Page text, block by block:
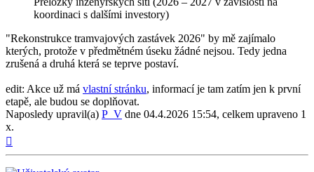
koordinaci s dalšími investory)
"Rekonstrukce tramvajových zastávek 2026" by mě zajímalo
kterých, protože v předmětném úseku žádné nejsou. Tedy jedna
zrušená a druhá která se teprve postaví.
edit: Akce už má vlastní stránku, informací je tam zatím jen k první
etapě, ale budou se doplňovat.
Naposledy upravil(a) P_V dne 04.4.2026 15:54, celkem upraveno 1
x.